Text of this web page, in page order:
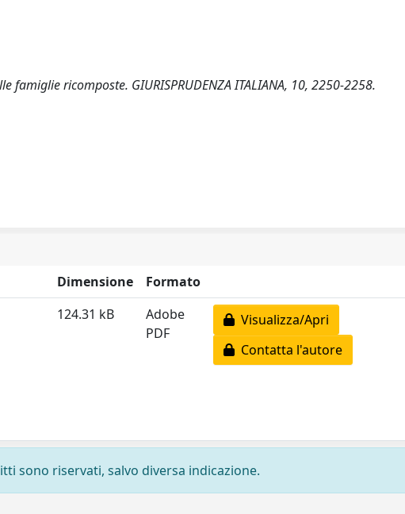
famiglie ricomposte. GIURISPRUDENZA ITALIANA, 10, 2250-2258.
Dimensione
Formato
124.31 kB
Adobe
PDF
Visualizza/Apri
Contatta l'autore
sono riservati, salvo diversa indicazione.